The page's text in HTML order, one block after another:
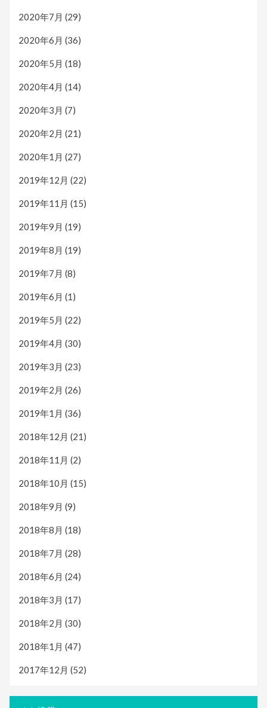
2020年7月 (29)
2020年6月 (36)
2020年5月 (18)
2020年4月 (14)
2020年3月 (7)
2020年2月 (21)
2020年1月 (27)
2019年12月 (22)
2019年11月 (15)
2019年9月 (19)
2019年8月 (19)
2019年7月 (8)
2019年6月 (1)
2019年5月 (22)
2019年4月 (30)
2019年3月 (23)
2019年2月 (26)
2019年1月 (36)
2018年12月 (21)
2018年11月 (2)
2018年10月 (15)
2018年9月 (9)
2018年8月 (18)
2018年7月 (28)
2018年6月 (24)
2018年3月 (17)
2018年2月 (30)
2018年1月 (47)
2017年12月 (52)